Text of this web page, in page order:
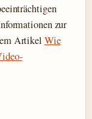
zur
Artikel Wie